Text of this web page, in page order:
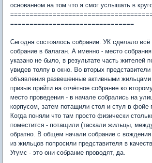
основанном на том что я смог услышать в
================================
Сегодня состоялось собрание. УК сделало всё
собрание в балаган. А именно - место собрания
указано не было, в результате часть жителей
увидев толпу в окно. Во вторых
объявления развешенные активными
призыв прийти на отчётное собрание ко
место проведения - в начале собрались на
корпусом, затем потащили стол и стул в фойе
Когда поняли что там просто физически
поместится - потащили (таскали жильцы,
обратно. В общем начали собрание с
из жильцов попросили представителя в
Угумс - это они собрание проводят, да.